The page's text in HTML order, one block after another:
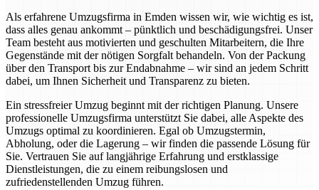
Als erfahrene Umzugsfirma in Emden wissen wir, wie wichtig es ist,
dass alles genau ankommt – pünktlich und beschädigungsfrei. Unser
Team besteht aus motivierten und geschulten Mitarbeitern, die Ihre
Gegenstände mit der nötigen Sorgfalt behandeln. Von der Packung
über den Transport bis zur Endabnahme – wir sind an jedem Schritt
dabei, um Ihnen Sicherheit und Transparenz zu bieten.
Ein stressfreier Umzug beginnt mit der richtigen Planung. Unsere
professionelle Umzugsfirma unterstützt Sie dabei, alle Aspekte des
Umzugs optimal zu koordinieren. Egal ob Umzugstermin,
Abholung, oder die Lagerung – wir finden die passende Lösung für
Sie. Vertrauen Sie auf langjährige Erfahrung und erstklassige
Dienstleistungen, die zu einem reibungslosen und
zufriedenstellenden Umzug führen.